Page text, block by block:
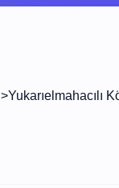
>Yukarıelmahacılı